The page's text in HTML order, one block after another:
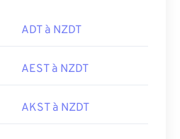
ADT à NZDT
AEST à NZDT
AKST à NZDT